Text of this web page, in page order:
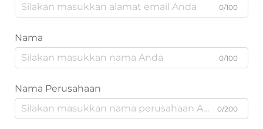
0/100
Nama
0/100
Nama Perusahaan
0/200